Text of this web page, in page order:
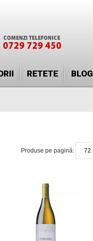
RETETE BLOG
Produse pe pagină: